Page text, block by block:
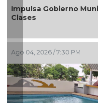
Municipal Expo
/ 7:30 PM